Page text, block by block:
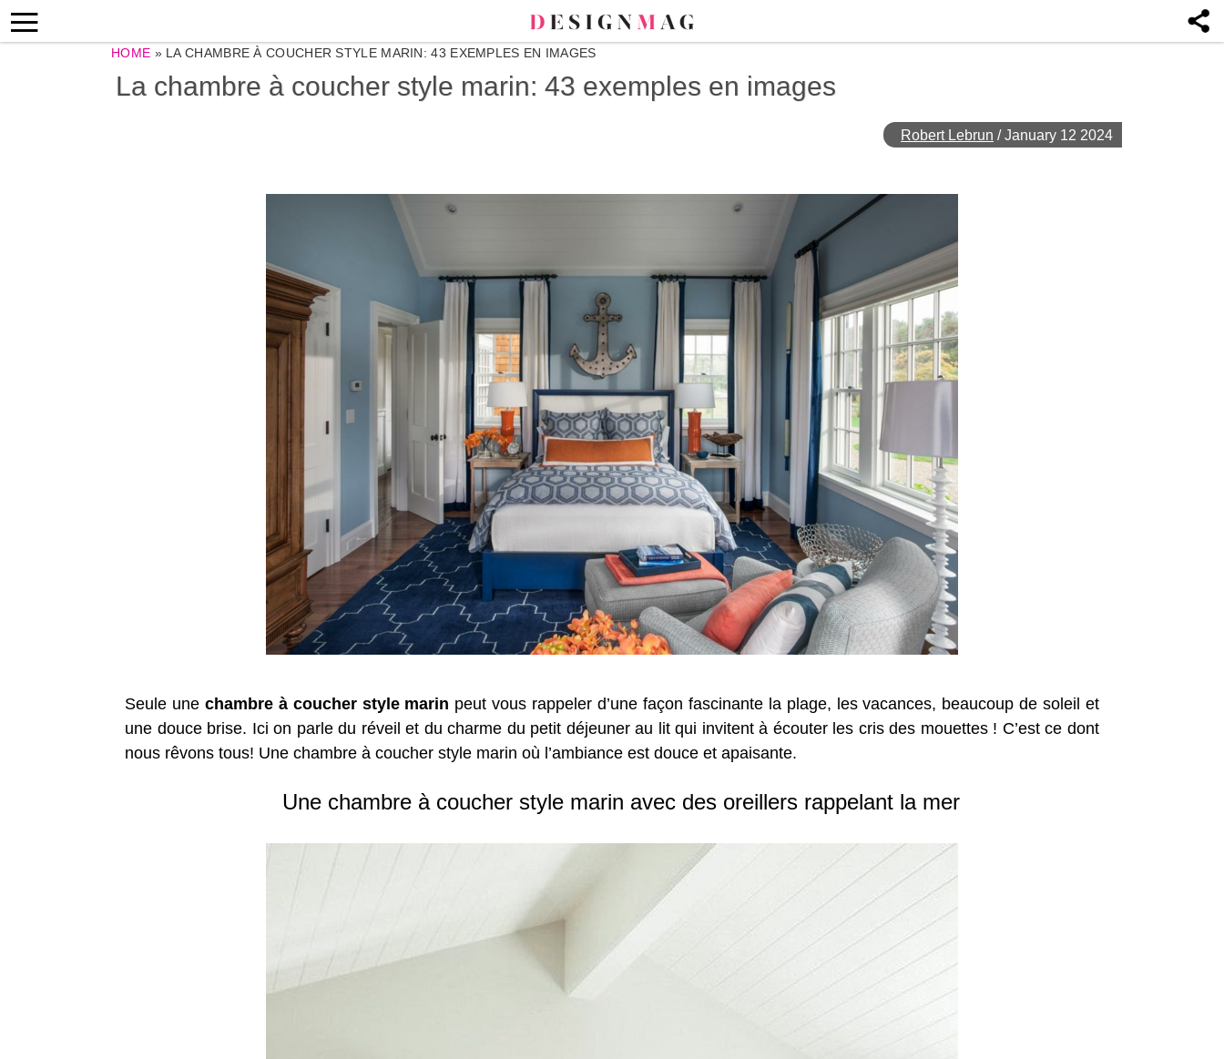
HOME » LA CHAMBRE À COUCHER STYLE MARIN: 43 EXEMPLES EN IMAGES
La chambre à coucher style marin: 43 exemples en images
Robert Lebrun /January 12 2024
Seule une chambre à coucher style marin peut vous rappeler d’une façon fascinante la plage, les vacances, beaucoup de soleil et
une douce brise. Ici on parle du réveil et du charme du petit déjeuner au lit qui invitent à écouter les cris des mouettes ! C’est ce dont
nous rêvons tous! Une chambre à coucher style marin où l’ambiance est douce et apaisante.
Une chambre à coucher style marin avec des oreillers rappelant la mer